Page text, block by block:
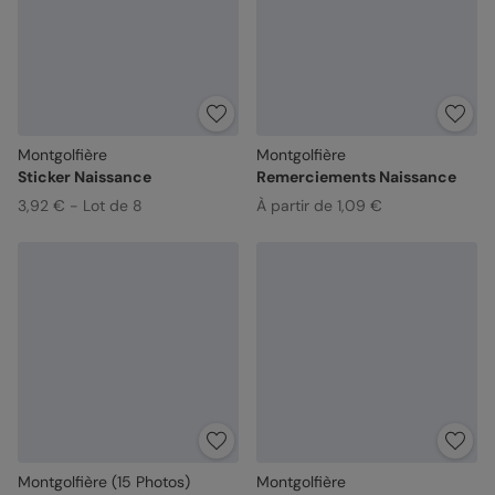
Montgolfière
Sticker Naissance
3,92 € - Lot de 8
Montgolfière
Remerciements Naissance
À partir de 1,09 €
Montgolfière (15 Photos)
Montgolfière